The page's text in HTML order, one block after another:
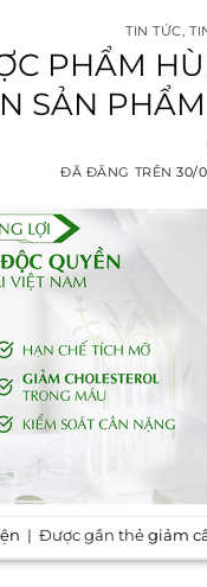
TIN TỨC,
PHẨM
SẢN
ĐÃ ĐĂNG TRÊN30/
| Được gắn thẻgiảm